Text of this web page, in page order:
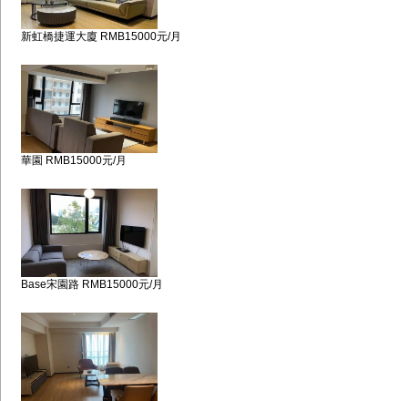
新虹橋捷運大廈 RMB15000元/月
華園 RMB15000元/月
Base宋園路 RMB15000元/月